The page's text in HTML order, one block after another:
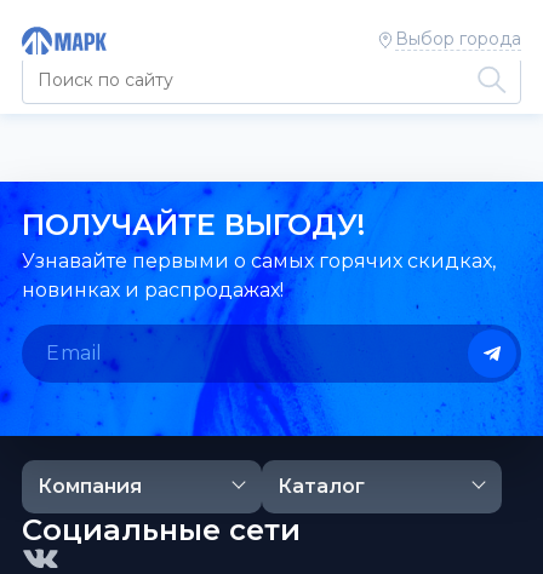
Выбор города
ПОЛУЧАЙТЕ ВЫГОДУ!
Узнавайте первыми о самых горячих скидках,
новинках и распродажах!
Компания Каталог
Социальные сети